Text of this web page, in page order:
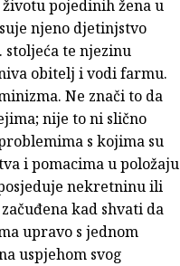
pojedinih žena u
njeno djetinjstvo
stoljeća te njezinu
obitelj i vodi farmu.
Ne znači to da
nije to ni slično
s kojima su
i pomacima u položaju
nekretninu ili
kad shvati da
upravo s jednom
uspjehom svog